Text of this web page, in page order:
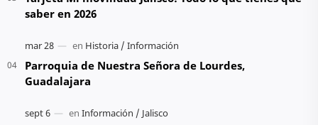
saber en 2026
Parroquia de Nuestra Señora de Lourdes,
Guadalajara